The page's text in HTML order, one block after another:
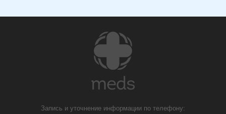
Запись и уточнение информации по телефону: